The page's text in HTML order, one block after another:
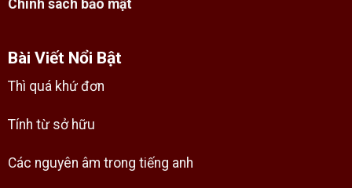
Chính sách bảo mật
Bài Viết Nổi Bật
Thì quá khứ đơn
Tính từ sở hữu
Các nguyên âm trong tiếng anh